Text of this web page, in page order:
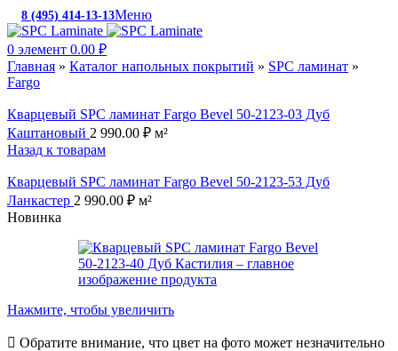
8 (495) 414-13-13Меню
0 элемент 0.00 ₽
Главная » Каталог напольных покрытий » SPC ламинат »
Fargo
Кварцевый SPC ламинат Fargo Bevel 50-2123-03 Дуб
Каштановый 2 990.00 ₽ м²
Назад к товарам
Кварцевый SPC ламинат Fargo Bevel 50-2123-53 Дуб
Ланкастер 2 990.00 ₽ м²
Новинка
Нажмите, чтобы увеличить
Обратите внимание, что цвет на фото может незначительно